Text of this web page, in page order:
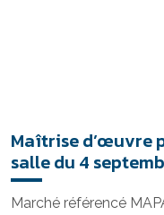
Maîtrise d’œuvre
salle du 4
Marché référencé